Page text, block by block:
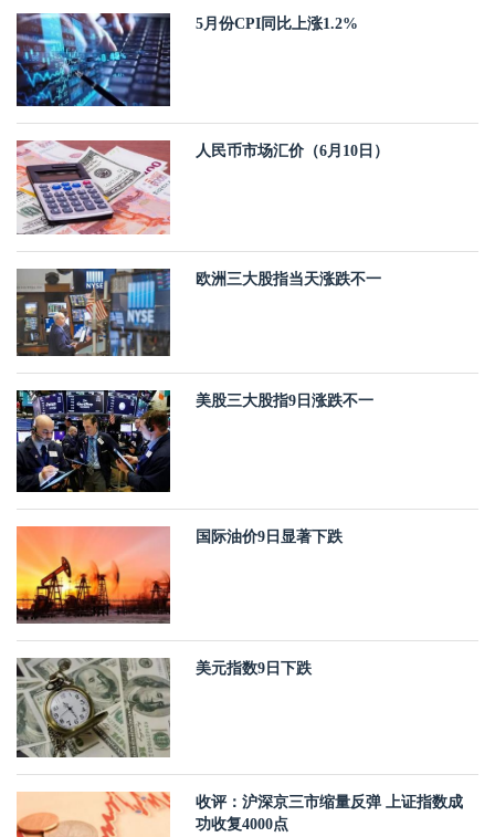
5月份CPI同比上涨1.2%
人民币市场汇价（6月10日）
欧洲三大股指当天涨跌不一
美股三大股指9日涨跌不一
国际油价9日显著下跌
美元指数9日下跌
收评：沪深京三市缩量反弹 上证指数成
功收复4000点